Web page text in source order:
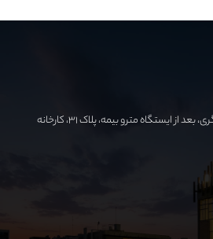
تهران، میدان آزادی، اتوبان لشگری، بعد از ایستگاه مترو بیمه، پلاک ۳۱، کارخانه